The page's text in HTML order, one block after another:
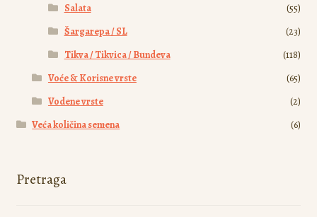
Salata
(55)
Šargarepa / SL
(23)
Tikva / Tikvica / Bundeva
(118)
Voće & Korisne vrste
(65)
Vodene vrste
(2)
Veća količina semena
(6)
Pretraga